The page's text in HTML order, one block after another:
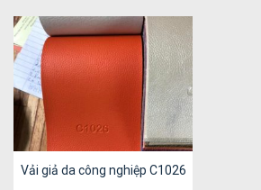
Vải giả da công nghiệp C1026